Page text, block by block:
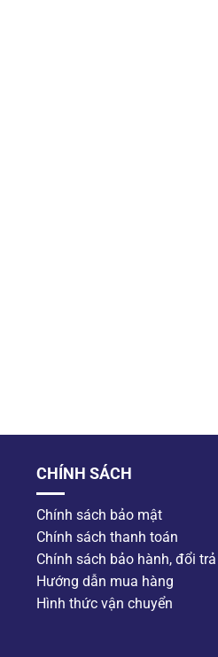
CHÍNH SÁCH
Chính sách bảo mật
Chính sách thanh toán
Chính sách bảo hành, đổi trả
Hướng dẫn mua hàng
Hình thức vận chuyển